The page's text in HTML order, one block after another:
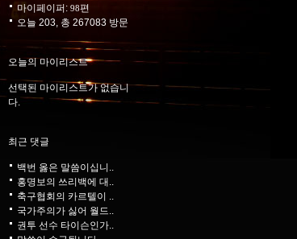
마이페이퍼: 98편
오늘 203, 총 267083 방문
오늘의 마이리스트
선택된 마이리스트가 없습니
다.
최근 댓글
백번 옳은 말씀이십니..
홍명보의 쓰리백에 대..
축구협회의 카르텔이 ..
국가주의가 싫어 월드..
권투 선수 타이슨인가..